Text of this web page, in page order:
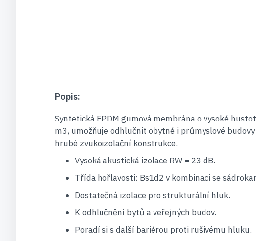
Popis:
Syntetická EPDM gumová membrána o vysoké
m3, umožňuje odhlučnit obytné i průmyslové
hrubé zvukoizolační konstrukce.
Vysoká akustická izolace RW = 23 dB.
Třída hořlavosti: Bs1d2 v kombinaci se
Dostatečná izolace pro strukturální hluk.
K odhlučnění bytů a veřejných budov.
Poradí si s další bariérou proti rušivému hluku.